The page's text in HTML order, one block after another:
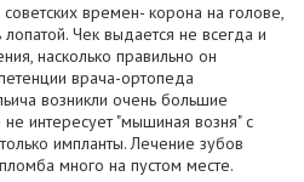
времен- корона на голове,
лопатой. Чек выдается не всегда и
насколько правильно он
врача-ортопеда
возникли очень большие
интересует "мышиная возня" с
импланты. Лечение зубов
много на пустом месте.